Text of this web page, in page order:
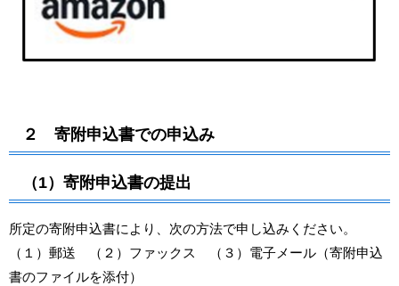
２ 寄附申込書での申込み
（1）寄附申込書の提出
所定の寄附申込書により、次の方法で申し込みください。
（１）郵送 （２）ファックス （３）電子メール（寄附申込
書のファイルを添付）